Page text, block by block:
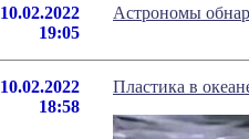
10.02.2022
19:05
Астрономы
10.02.2022
18:58
Пластика в